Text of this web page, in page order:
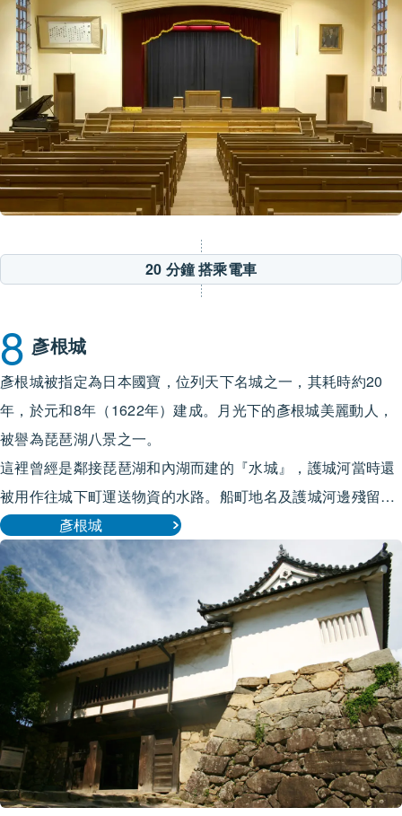
20 分鐘搭乘電車
8 彥根城
彥根城被指定為日本國寶，位列天下名城之一，其耗時約20
年，於元和8年（1622年）建成。月光下的彥根城美麗動人，
被譽為琵琶湖八景之一。
這裡曾經是鄰接琵琶湖和內湖而建的『水城』，護城河當時還
被用作往城下町運送物資的水路。船町地名及護城河邊殘留的
碼頭遺跡、船夫等的住宅遺跡等，可一窺當時風貌。如今還有
很多屋形船穿梭往來，熱鬧異常，護城河已成為市民休息景觀
之一部分。
一到春天，染井吉野櫻等8個種類的1200棵櫻花樹競相綻放，
美不勝收。每年還會舉行夜櫻亮燈活動。此外，彥根市吉祥物
「彥根貓」也會亮相彥根城地區，每天進行3場表演。有關彥
根貓表演的詳情，請瀏覽「彥根貓官方網站（http://hikone-
hikonyan.jp/
）」。
彥根城